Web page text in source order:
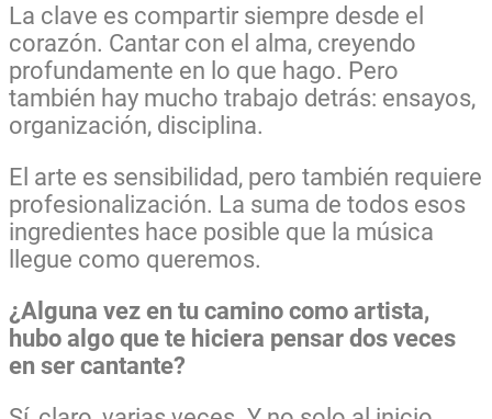
La clave es compartir siempre desde el
corazón. Cantar con el alma, creyendo
profundamente en lo que hago. Pero
también hay mucho trabajo detrás: ensayos,
organización, disciplina.
El arte es sensibilidad, pero también requiere
profesionalización. La suma de todos esos
ingredientes hace posible que la música
llegue como queremos.
¿Alguna vez en tu camino como artista,
hubo algo que te hiciera pensar dos veces
en ser cantante?